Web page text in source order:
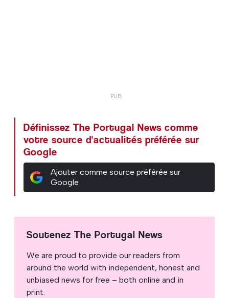
Définissez The Portugal News comme
votre source d'actualités préférée sur
Google
Ajouter comme source préférée sur
Google
Soutenez The Portugal News
We are proud to provide our readers from
around the world with independent, honest and
unbiased news for free – both online and in
print.